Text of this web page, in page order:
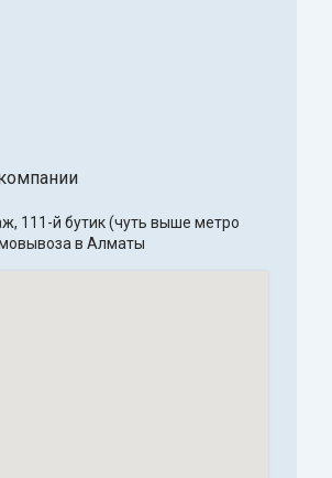
111-й бутик (чуть выше метро
в Алматы